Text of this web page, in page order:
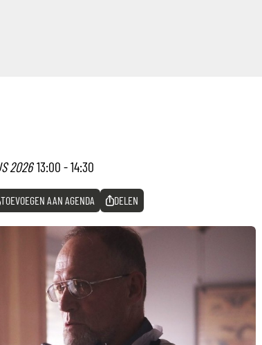
2026 13:00 - 14:30
TOEVOEGEN AAN AGENDA DELEN